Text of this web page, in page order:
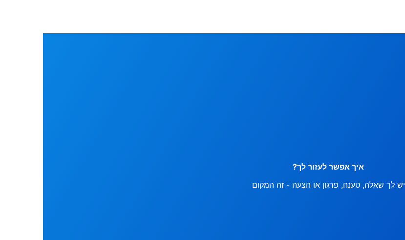
איך אפשר לעזור לך?
יש לך שאלה, טענה, פרגון או הצעה - זה המקום